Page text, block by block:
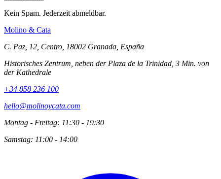
Kein Spam. Jederzeit abmeldbar.
Molino & Cata
C. Paz, 12, Centro, 18002 Granada, España
Historisches Zentrum, neben der Plaza de la Trinidad, 3 Min. von
der Kathedrale
+34 858 236 100
hello@molinoycata.com
Montag - Freitag: 11:30 - 19:30
Samstag: 11:00 - 14:00